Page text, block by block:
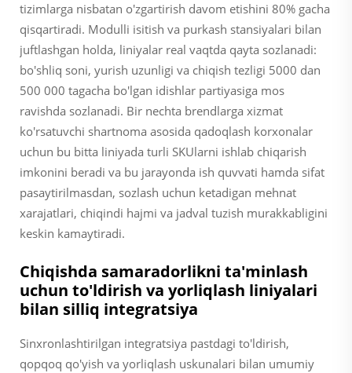
tizimlarga nisbatan o'zgartirish davom etishini 80% gacha
qisqartiradi. Modulli isitish va purkash stansiyalari bilan
juftlashgan holda, liniyalar real vaqtda qayta sozlanadi:
bo'shliq soni, yurish uzunligi va chiqish tezligi 5000 dan
500 000 tagacha bo'lgan idishlar partiyasiga mos
ravishda sozlanadi. Bir nechta brendlarga xizmat
ko'rsatuvchi shartnoma asosida qadoqlash korxonalar
uchun bu bitta liniyada turli SKUlarni ishlab chiqarish
imkonini beradi va bu jarayonda ish quvvati hamda sifat
pasaytirilmasdan, sozlash uchun ketadigan mehnat
xarajatlari, chiqindi hajmi va jadval tuzish murakkabligini
keskin kamaytiradi.
Chiqishda samaradorlikni ta'minlash
uchun to'ldirish va yorliqlash liniyalari
bilan silliq integratsiya
Sinxronlashtirilgan integratsiya pastdagi to'ldirish,
qopqoq qo'yish va yorliqlash uskunalari bilan umumiy